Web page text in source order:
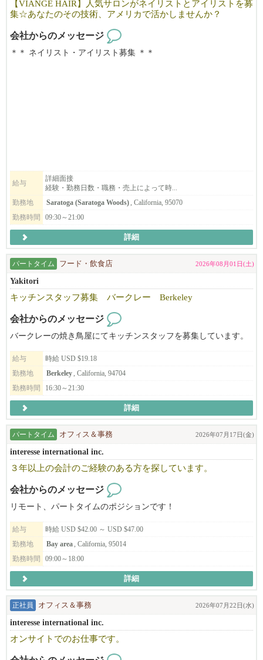
日本食の可能性が、ここにはある。
その最先端を、EK FOOD SERVICESは走っています。
アメリカという国で、次のキャリアを歩む。
※飲食店での転職先をお探しの方（日本・米国から）
※現状に満足を得られいない方
※休みが週休2日取れてない方
★日本での飲食経験が4年以上の方（日本でのアルバイト含む）
※米国在住者の方（在米就労資格をお持ちの方）
※ラーメン、しゃぶしゃぶ、うどん、焼き鳥の業態経験のある方
※90万円以上の月給を希望の方
※アメリカで1番の飲食店を作りたい方
※アメリカに日本の食文化を広めたい方
※生きた英語を学びたい方
※お陰様で、沢山の皆様からのお問い合わせ頂いております。
※まずはお早めにご応募・ご相談を頂ければと思います。
━━━━━━━━━━━━━━━━━━━━
『飲食業界』のイメージ・働き方が１８０度変わる！
国内では体感できない働き方や面白さを全身で感じられる会社で
◆◇飲食店もそこで働くスタッフも正当に評価される環境
例えば、ラーメン１杯の値段ってどのくらいを想像しますか？
日本国内では​1,000円程度で食べられるお店もありますが、
アメリカでは​3000円前後が普通の値段！
海外旅行に行ってびっくりしてしまう人もいますよね。
それは、そのブランドやそこで働くスタッフに対するリスペクト
の表れ。
国内と比べる訳ではありませんが、そういった部分が大きく違う
様に感じます。
だからこそ、働くスタッフには給与などの部分でしっかりと還元
することができているんです！
◆◇実際に、当社で働く日本人スタッフの給与は
​※月給975,5334円～1,575,4260円​ →​ 6173ドル～9970ドル以上 ​※
$1=¥1​58 （2026年3月換算）
頑張って働いてもらった分は、しっかりと給与で評価していま
す。
NAŌRUで働く魅力
・時給$30〜（経験・能力により優遇）
・トップスタイリストMiki（中医学博士）から直接学べる環境
・東洋医学・筋膜・経絡理論を取り入れた、他にはない技術が身
につきます
ビザサポートについて
長く働いてくださる方、スキルや姿勢がサロンとマッチした方に
は、Eビザサポートも検討可能です（条件あり）。
あなたの「好き」や「経験」を活かして、NAŌRUで、より深く、
ご応募を心よりお待ちしております。
【VIANGE HAIR】人気サロンがネイリストとアイリストを募
集☆あなたのその技術、アメリカで活かしませんか？
会社からのメッセージ
＊＊ ネイリスト・アイリスト募集 ＊＊
働き方に合わせてフレックスに対応できるのが弊社の特徴です。
まずはお気軽にご連絡下さい。ご応募お待ちしております。
給与
詳細面接
経験・勤務日数・職務・売上によって時...
勤務地
Saratoga (Saratoga Woods) , California, 95070
勤務時間
09:30～21:00
詳細
パートタイム フード・飲食店 2026年08月01日(土)
Yakitori
キッチンスタッフ募集 バークレー Berkeley
会社からのメッセージ
バークレーの焼き鳥屋にてキッチンスタッフを募集しています。
給与
時給 USD $19.18
勤務地
Berkeley , California, 94704
勤務時間
16:30～21:30
詳細
パートタイム オフィス＆事務 2026年07月17日(金)
interesse international inc.
３年以上の会計のご経験のある方を探しています。
会社からのメッセージ
リモート、パートタイムのポジションです！
給与
時給 USD $42.00 ～ USD $47.00
勤務地
Bay area , California, 95014
勤務時間
09:00～18:00
詳細
正社員 オフィス＆事務 2026年07月22日(水)
interesse international inc.
オンサイトでのお仕事です。